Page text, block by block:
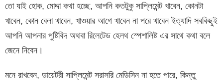
তো যাই হোক, মোদ্দা কথা হচ্ছে, আপনি কতটুকু সাপ্লিমেন্ট খাবেন, কোনটা
খাবেন, কোন বেলা খাবেন, খাওয়ার আগে খাবেন না পরে খাবেন ইত্যাদি সবকিছুই
আপনি আপনার পুষ্টিবিদ অথবা রিলেটেড হেলথ স্পেশালিষ্ট এর সাথে কথা বলে
জেনে নিবেন।
মনে রাখবেন, ডায়েটরী সাপ্লিমেন্ট সরাসরি মেডিসিন না হতে পারে, কিন্তু